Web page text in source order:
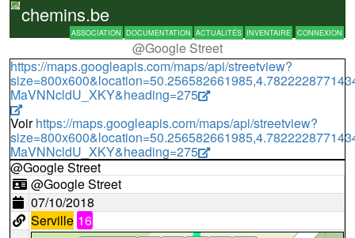
chemins.be
ASSOCIATION DOCUMENTATION ACTUALITÉS INVENTAIRE CONNEXION
@Google Street
https://maps.googleapis.com/maps/api/streetview?
MaVNNcldU_XKY&heading=275
Voirhttps://maps.googleapis.com/maps/api/streetview?
MaVNNcldU_XKY&heading=275
@Google Street
@Google Street
07/10/2018
Serville 16